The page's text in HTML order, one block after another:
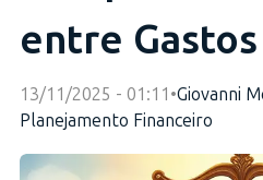
entre
13/11/2025 - 01:11 •Giovanni
Planejamento Financeiro